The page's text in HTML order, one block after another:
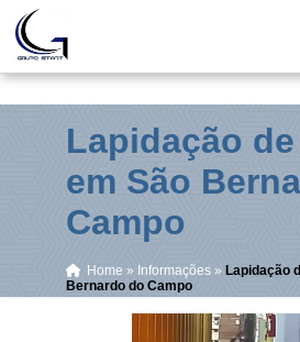
Lapidação
em São
Campo
Home » Informações » Lapidação
Bernardo do Campo